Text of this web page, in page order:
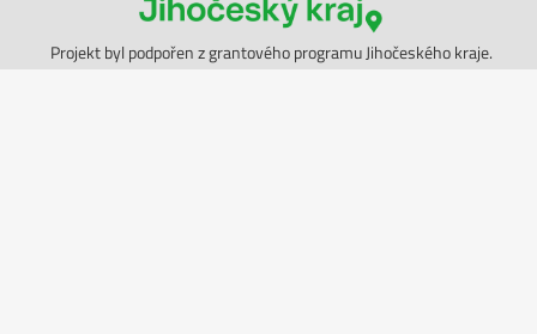
Projekt byl podpořen z grantového programu Jihočeského kraje.